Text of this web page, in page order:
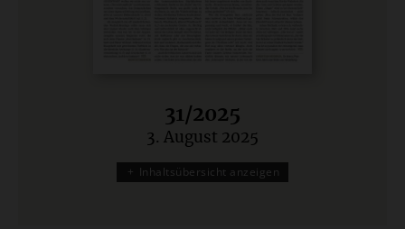
31/2025
:
3. August 2025
Inhaltsübersicht anzeigen